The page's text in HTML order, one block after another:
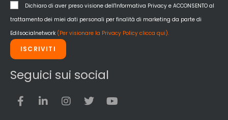
Dichiaro di aver preso visione dell'Informativa Privacy e ACCONSENTO al
trattamento dei miei dati personali per finalità di marketing da parte di
Edilsocialnetwork (Per visionare la Privacy Policy clicca qui).
ISCRIVITI
Seguici sui social